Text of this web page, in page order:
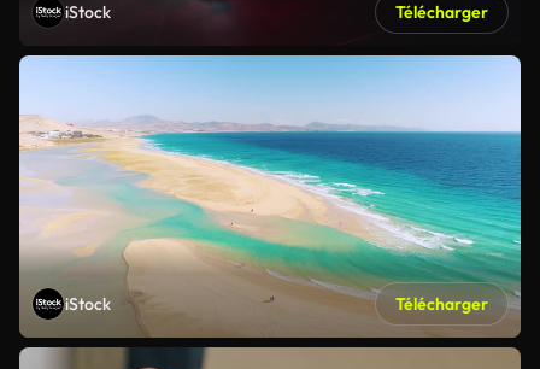
iStock Télécharger
iStock Télécharger